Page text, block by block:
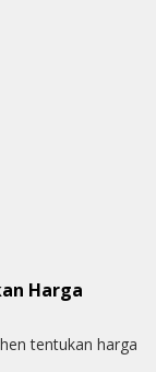
Harga
tentukan harga